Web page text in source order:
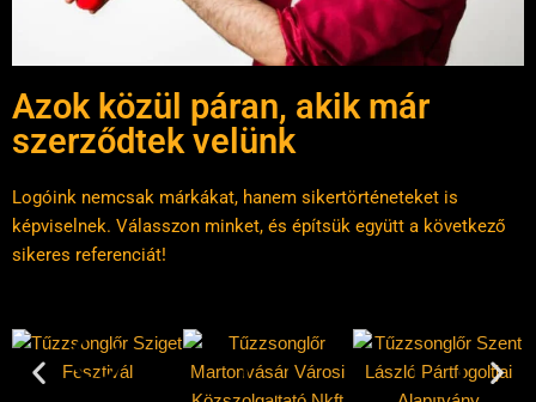
Azok közül páran, akik már
szerződtek velünk
Logóink nemcsak márkákat, hanem sikertörténeteket is
képviselnek. Válasszon minket, és építsük együtt a következő
sikeres referenciát!